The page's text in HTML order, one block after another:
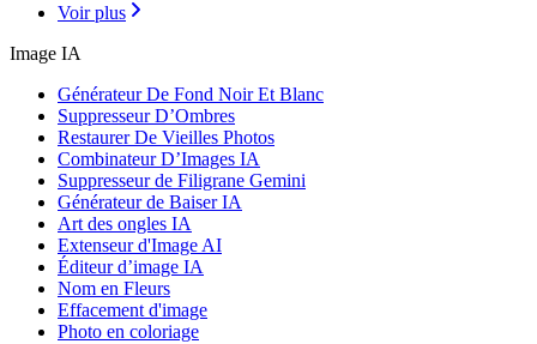
Voir plus
Image IA
Générateur De Fond Noir Et Blanc
Suppresseur D’Ombres
Restaurer De Vieilles Photos
Combinateur D’Images IA
Suppresseur de Filigrane Gemini
Générateur de Baiser IA
Art des ongles IA
Extenseur d'Image AI
Éditeur d’image IA
Nom en Fleurs
Effacement d'image
Photo en coloriage